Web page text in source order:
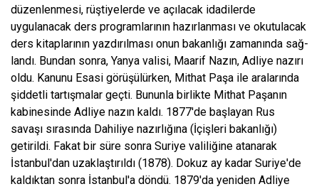
düzenlenmesi, rüştiyelerde ve açılacak idadilerde
uygulanacak ders programlarının hazırlanması ve okutulacak
ders kitaplarının yazdırılması onun bakanlığı zamanında sağ­
landı. Bundan sonra, Yanya valisi, Maarif Nazın, Adliye nazırı
oldu. Kanunu Esasi görüşü­lürken, Mithat Paşa ile aralarında
şiddetli tar­tışmalar geçti. Bununla birlikte Mithat Paşanın
kabinesinde Adliye nazın kaldı. 1877'de başla­yan Rus
savaşı sırasında Dahiliye nazırlığına (İçişleri bakanlığı)
getirildi. Fakat bir süre son­ra Suriye valiliğine atanarak
İstanbul'dan uzaklaştırıldı (1878). Dokuz ay kadar Suri­ye'de
kaldıktan sonra İstanbul'a döndü. 1879'da yeniden Adliye